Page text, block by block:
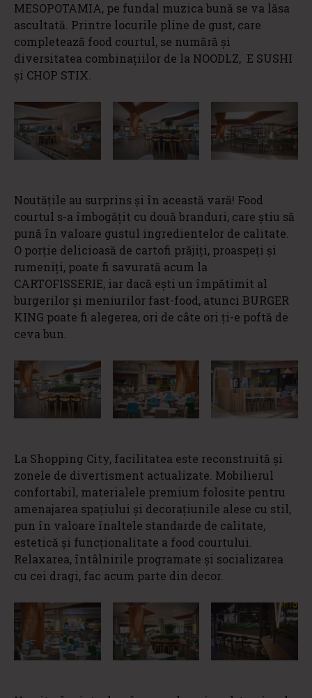
MESOPOTAMIA, pe fundal muzica bună se va lăsa
ascultată. Printre locurile pline de gust, care
completează food courtul, se numără și
diversitatea combinațiilor de la NOODLZ, E SUSHI
și CHOP STIX.
Noutățile au surprins și în această vară! Food
courtul s-a îmbogățit cu două branduri, care știu să
pună în valoare gustul ingredientelor de calitate.
O porție delicioasă de cartofi prăjiți, proaspeți și
rumeniți, poate fi savurată acum la
CARTOFISSERIE, iar dacă ești un împătimit al
burgerilor și meniurilor fast-food, atunci BURGER
KING poate fi alegerea, ori de câte ori ți-e poftă de
ceva bun.
La Shopping City, facilitatea este reconstruită și
zonele de divertisment actualizate. Mobilierul
confortabil, materialele premium folosite pentru
amenajarea spațiului și decorațiunile alese cu stil,
pun în valoare înaltele standarde de calitate,
estetică și funcționalitate a food courtului.
Relaxarea, întâlnirile programate și socializarea
cu cei dragi, fac acum parte din decor.